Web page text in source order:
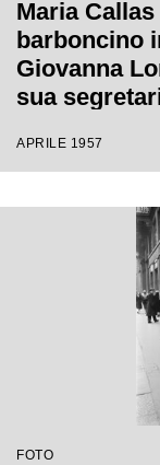
Maria
barboncino
Giovanna
sua
APRILE 1957
FOTO